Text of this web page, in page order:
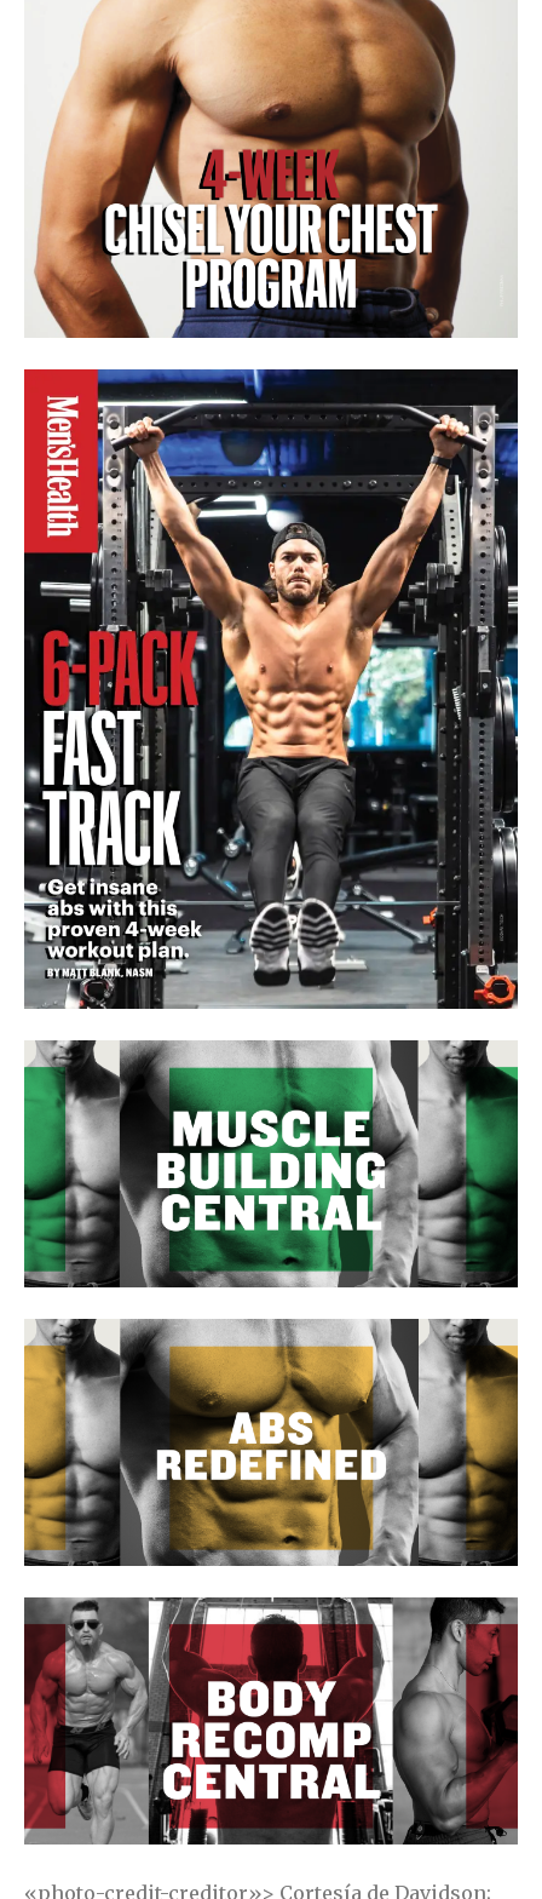
«photo-credit-creditor»> Cortesía de Davidson;